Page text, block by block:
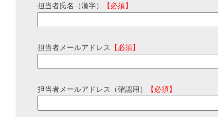
担当者氏名（漢字） 【必須】
担当者メールアドレス 【必須】
担当者メールアドレス（確認用） 【必須】